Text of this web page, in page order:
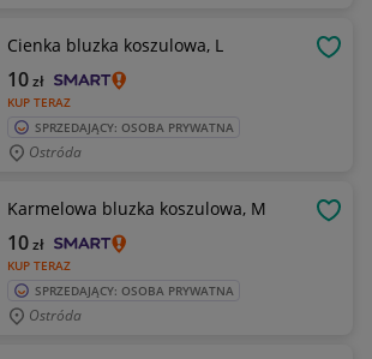
Cienka bluzka koszulowa, L
KUP TERAZ
10zł
SPRZEDAJĄCY: OSOBA PRYWATNA
Ostróda
Karmelowa bluzka koszulowa, M
KUP TERAZ
10zł
SPRZEDAJĄCY: OSOBA PRYWATNA
Ostróda